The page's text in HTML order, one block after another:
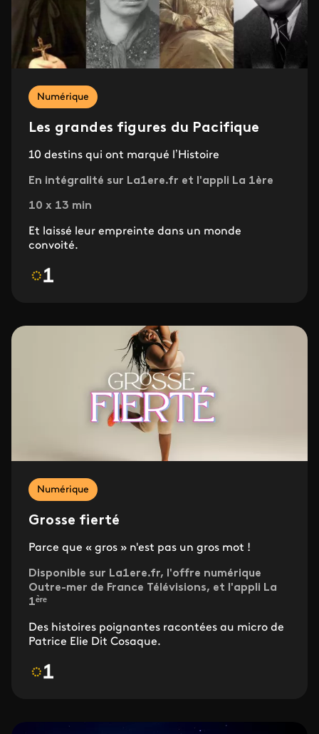
Numérique
Les grandes figures du Pacifique
10 destins qui ont marqué l’Histoire
En intégralité sur La1ere.fr et l'appli La 1ère
10 x 13 min
Et laissé leur empreinte dans un monde
convoité.
Numérique
Grosse fierté
Parce que « gros » n'est pas un gros mot !
Disponible sur La1ere.fr, l'offre numérique
Outre-mer de France Télévisions, et l'appli La
1ᵉ̀ʳᵉ
Des histoires poignantes racontées au micro de
Patrice Elie Dit Cosaque.